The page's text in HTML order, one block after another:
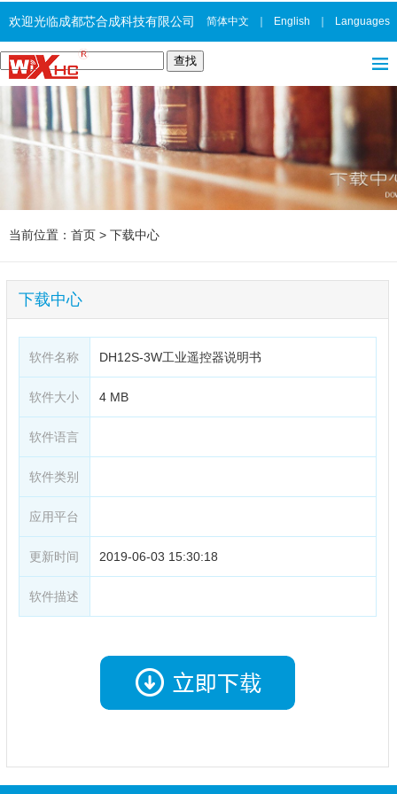
欢迎光临成都芯合成科技有限公司 简体中文 English Languages
当前位置： 首页 > 下载中心
下载中心
软件名称 DH12S-3W工业遥控器说明书
软件大小 4 MB
软件语言
软件类别
应用平台
更新时间 2019-06-03 15:30:18
软件描述